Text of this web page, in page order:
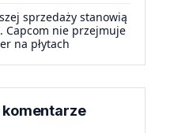
sprzedaży stanowią
Capcom nie przejmuje
na płytach